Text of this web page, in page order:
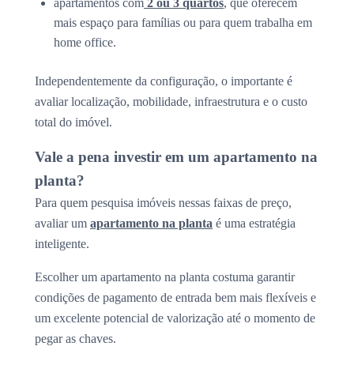
apartamentos com 2 ou 3 quartos, que oferecem
mais espaço para famílias ou para quem trabalha em
home office.
Independentemente da configuração, o importante é
avaliar localização, mobilidade, infraestrutura e o custo
total do imóvel.
Vale a pena investir em um apartamento na
planta?
Para quem pesquisa imóveis nessas faixas de preço,
avaliar um apartamento na planta é uma estratégia
inteligente.
Escolher um apartamento na planta costuma garantir
condições de pagamento de entrada bem mais flexíveis e
um excelente potencial de valorização até o momento de
pegar as chaves.